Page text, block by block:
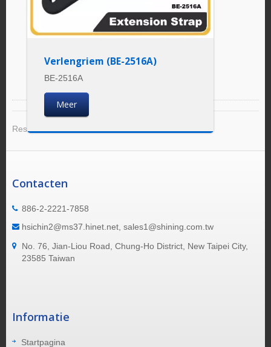
Verlengriem (BE-2516A)
BE-2516A
Meer
Resultaat 1 - 1 van 1
Contacten
886-2-2221-7858
hsichin2@ms37.hinet.net, sales1@shining.com.tw
No. 76, Jian-Liou Road, Chung-Ho District, New Taipei City,
23585 Taiwan
Informatie
Startpagina